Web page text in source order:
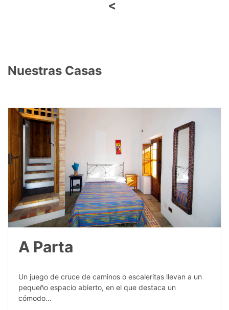
<
Nuestras Casas
A Parta
Un juego de cruce de caminos o escaleritas llevan a un
pequeño espacio abierto, en el que destaca un
cómodo…